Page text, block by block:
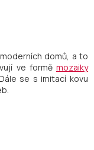
domů, a to
ve formě mozaiky
se s imitací kovu